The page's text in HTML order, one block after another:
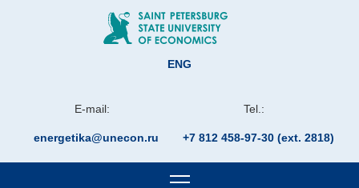
E-mail:
energetika@unecon.ru
Tel.:
+7 812 458-97-30 (ext. 2818)
ENG